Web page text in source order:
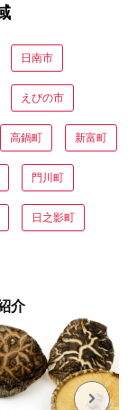
日南市
えびの市
高鍋町 新富町
門川町
日之影町
介